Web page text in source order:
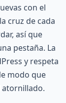
con el
cruz de cada
así que
pestaña. La
y respeta
modo que
atornillado.